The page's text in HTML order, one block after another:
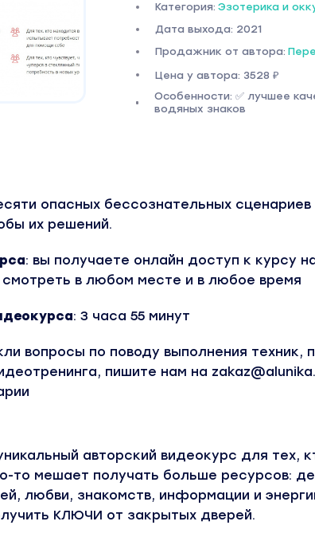
Категория: Эзотерика и
Дата выхода: 2021
Продажник от автора:
Цена у автора: 3528 ₽
Особенности: ✅ лучшее
водяных знаков
опасных бессознательных сценариев
их решений.
: вы получаете онлайн доступ к курсу
в любом месте и в любое время
: 3 часа 55 минут
вопросы по поводу выполнения техник,
пишите нам на
авторский видеокурс для тех,
то мешает получать больше ресурсов:
любви, знакомств, информации и
КЛЮЧИ от закрытых дверей.